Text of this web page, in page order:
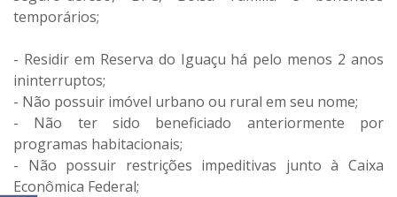
temporários;
- Residir em Reserva do Iguaçu há pelo menos 2 anos
ininterruptos;
- Não possuir imóvel urbano ou rural em seu nome;
- Não ter sido beneficiado anteriormente por
programas habitacionais;
- Não possuir restrições impeditivas junto à Caixa
Econômica Federal;